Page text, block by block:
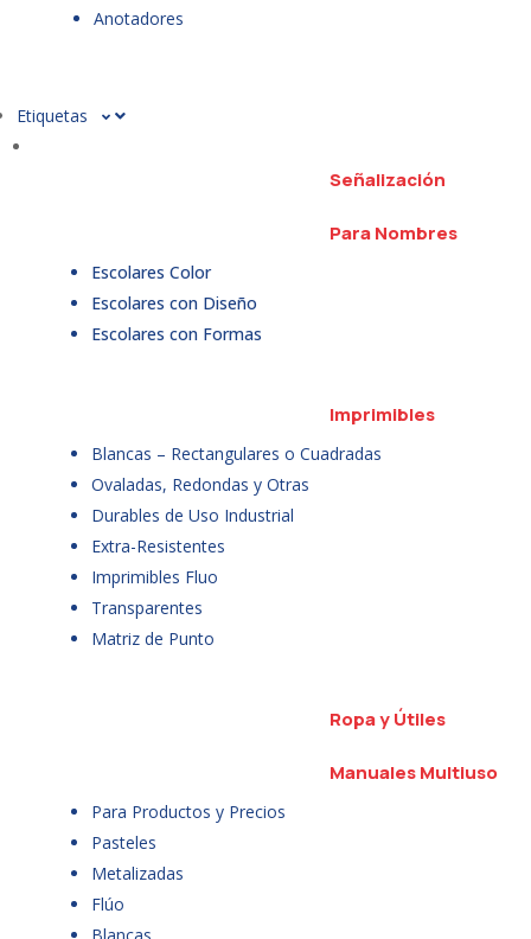
Anotadores
Etiquetas
Señalización
Para Nombres
Escolares Color
Escolares con Diseño
Escolares con Formas
Imprimibles
Blancas – Rectangulares o Cuadradas
Ovaladas, Redondas y Otras
Durables de Uso Industrial
Extra-Resistentes
Imprimibles Fluo
Transparentes
Matriz de Punto
Ropa y Útiles
Manuales Multiuso
Para Productos y Precios
Pasteles
Metalizadas
Flúo
Blancas